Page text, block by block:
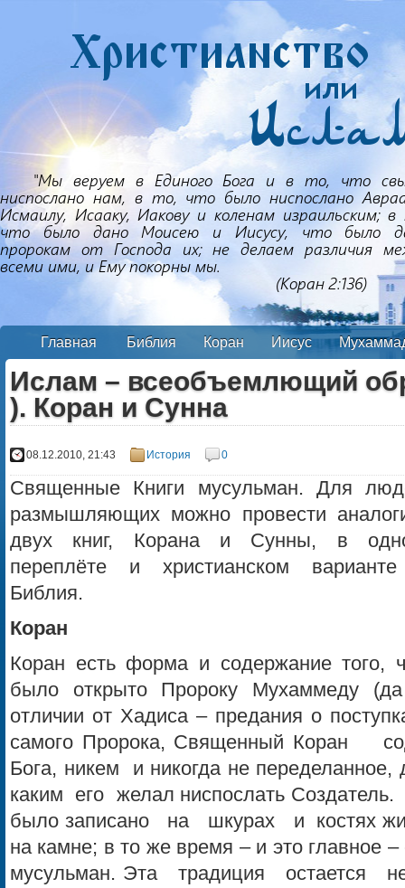
Главная Библия Коран Иисус
Ислам – всеобъемлющий
). Коран и Сунна
08.12.2010, 21:43 История 0
Священные Книги мусульман. Для
размышляющих можно провести
двух книг, Корана и Сунны, в
переплёте и христианском
Библия.
Коран
Коран есть форма и содержание того,
было открыто Пророку Мухаммеду
отличии от Хадиса – предания о
самого Пророка, Священный Коран
Бога, никем и никогда не
каким его желал ниспослать
было записано на шкурах и костях
на камне; в то же время – и это главное
мусульман. Эта традиция остается